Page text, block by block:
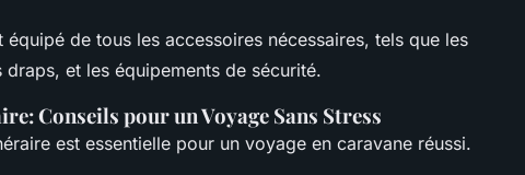
de tous les accessoires nécessaires, tels que les
draps, et les équipements de sécurité.
Conseils pour un Voyage Sans Stress
est essentielle pour un voyage en caravane réussi.